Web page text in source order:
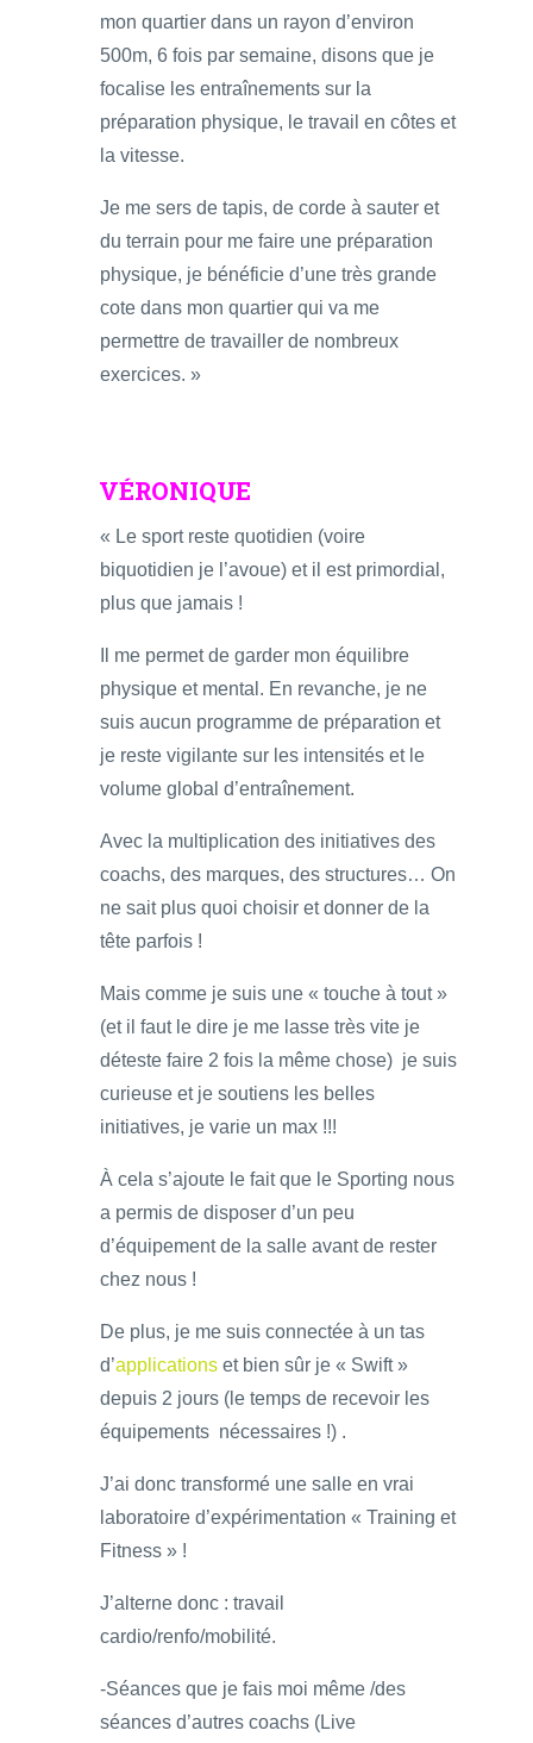
mon quartier dans un rayon d’environ
500m, 6 fois par semaine, disons que je
focalise les entraînements sur la
préparation physique, le travail en côtes et
la vitesse.
Je me sers de tapis, de corde à sauter et
du terrain pour me faire une préparation
physique, je bénéficie d’une très grande
cote dans mon quartier qui va me
permettre de travailler de nombreux
exercices. »
VÉRONIQUE
« Le sport reste quotidien (voire
biquotidien je l’avoue) et il est primordial,
plus que jamais !
Il me permet de garder mon équilibre
physique et mental. En revanche, je ne
suis aucun programme de préparation et
je reste vigilante sur les intensités et le
volume global d’entraînement.
Avec la multiplication des initiatives des
coachs, des marques, des structures… On
ne sait plus quoi choisir et donner de la
tête parfois !
Mais comme je suis une « touche à tout »
(et il faut le dire je me lasse très vite je
déteste faire 2 fois la même chose) je suis
curieuse et je soutiens les belles
initiatives, je varie un max !!!
À cela s’ajoute le fait que le Sporting nous
a permis de disposer d’un peu
d’équipement de la salle avant de rester
chez nous !
De plus, je me suis connectée à un tas
d’applications et bien sûr je « Swift »
depuis 2 jours (le temps de recevoir les
équipements nécessaires !) .
J’ai donc transformé une salle en vrai
laboratoire d’expérimentation « Training et
Fitness » !
J’alterne donc : travail
cardio/renfo/mobilité.
-Séances que je fais moi même /des
séances d’autres coachs (Live